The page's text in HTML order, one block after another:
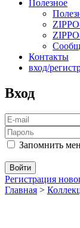
Полезное
Контакты
вход/
Вход
Запомнить
Регистрация
Главная >